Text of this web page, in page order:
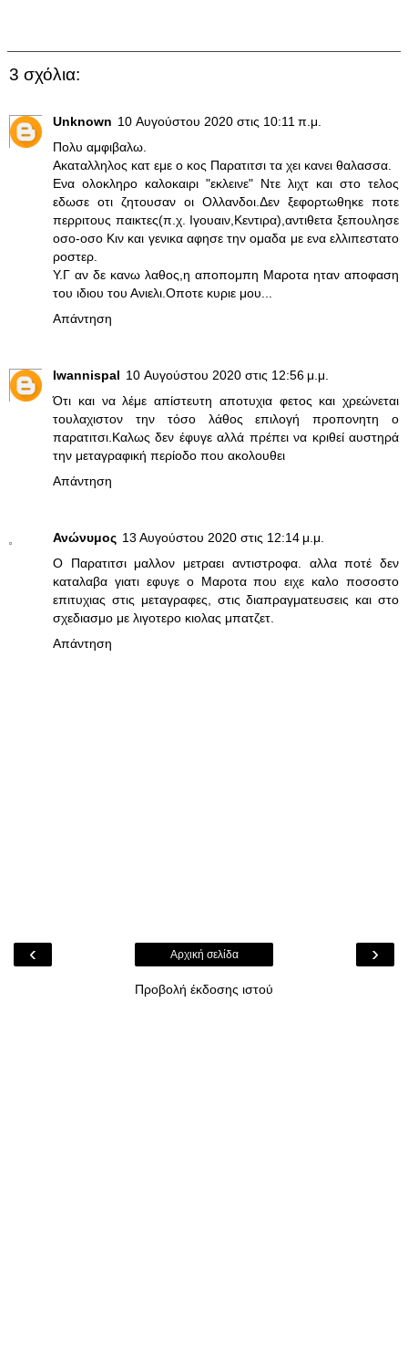
3 σχόλια:
Unknown 10 Αυγούστου 2020 στις 10:11 π.μ.
Πολυ αμφιβαλω.
Ακαταλληλος κατ εμε ο κος Παρατιτσι τα χει κανει θαλασσα.
Ενα ολοκληρο καλοκαιρι "εκλεινε" Ντε λιχτ και στο τελος
εδωσε οτι ζητουσαν οι Ολλανδοι.Δεν ξεφορτωθηκε ποτε
περριτους παικτες(π.χ. Ιγουαιν,Κεντιρα),αντιθετα ξεπουλησε
οσο-οσο Κιν και γενικα αφησε την ομαδα με ενα ελλιπεστατο
ροστερ.
Υ.Γ αν δε κανω λαθος,η αποπομπη Μαροτα ηταν αποφαση
του ιδιου του Ανιελι.Οποτε κυριε μου...
Απάντηση
Iwannispal 10 Αυγούστου 2020 στις 12:56 μ.μ.
Ότι και να λέμε απίστευτη αποτυχια φετος και χρεώνεται
τουλαχιστον την τόσο λάθος επιλογή προπονητη ο
παρατιτσι.Καλως δεν έφυγε αλλά πρέπει να κριθεί αυστηρά
την μεταγραφική περίοδο που ακολουθει
Απάντηση
Ανώνυμος 13 Αυγούστου 2020 στις 12:14 μ.μ.
Ο Παρατιτσι μαλλον μετραει αντιστροφα. αλλα ποτέ δεν
καταλαβα γιατι εφυγε ο Μαροτα που ειχε καλο ποσοστο
επιτυχιας στις μεταγραφες, στις διαπραγματευσεις και στο
σχεδιασμο με λιγοτερο κιολας μπατζετ.
Απάντηση
‹ ›
Αρχική σελίδα
Προβολή έκδοσης ιστού